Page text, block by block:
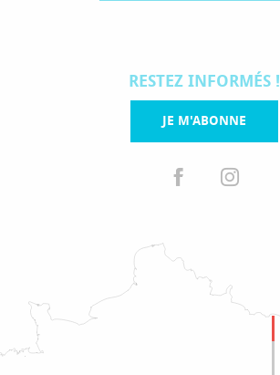
RESTEZ INFORMÉS !
JE M'ABONNE